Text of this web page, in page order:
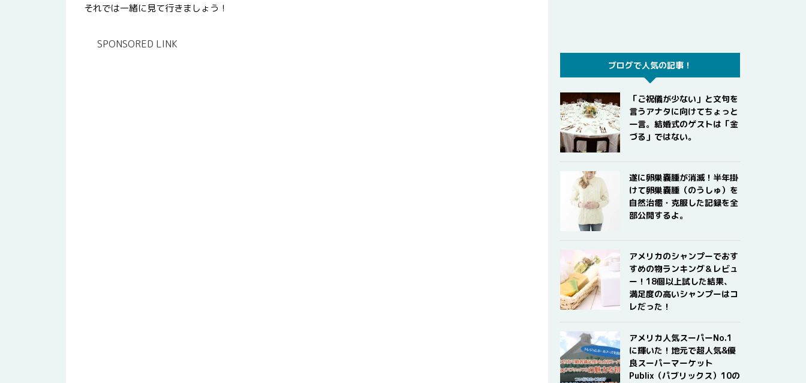
それでは一緒に見て行きましょう！
SPONSORED LINK
ブログで人気の記事！
「ご祝儀が少ない」と文句を
言うアナタに向けてちょっと
一言。結婚式のゲストは「金
づる」ではない。
遂に卵巣嚢腫が消滅！半年掛
けて卵巣嚢腫（のうしゅ）を
自然治癒・克服した記録を全
部公開するよ。
アメリカのシャンプーでおす
すめの物ランキング＆レビュ
ー！18個以上試した結果、
満足度の高いシャンプーはコ
レだった！
アメリカ人気スーパーNo.1
に輝いた！地元で超人気&優
良スーパーマーケット
Publix（パブリックス）10の